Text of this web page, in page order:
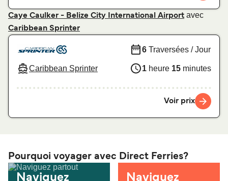
Caye Caulker - Belize City International Airport avec
Caribbean Sprinter
Caribbean Sprinter
6 Traversées / Jour
1 heure 15 minutes
Voir prix
Pourquoi voyager avec Direct Ferries?
Naviguez Naviguez